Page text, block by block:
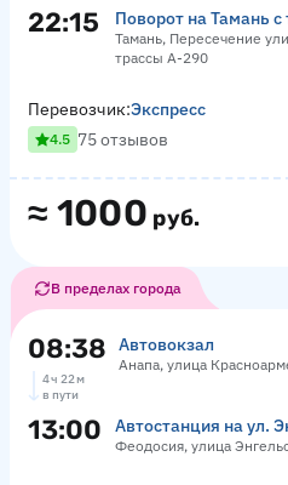
22:15 Поворот на Тамань
Тамань, Пересечение
трассы А-290
≈ 1000 руб.
Перевозчик:Экспресс
4.5 75 отзывов
В пределах города
08:38 Автовокзал
Анапа, улица
4 ч 22 м
в пути
13:00 Автостанция на ул.
Феодосия, улица